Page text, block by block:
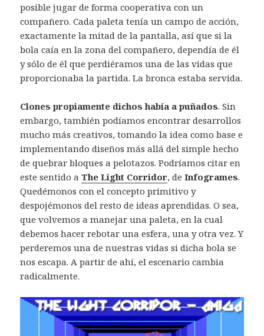
posible jugar de forma cooperativa con un
compañero. Cada paleta tenía un campo de acción,
exactamente la mitad de la pantalla, así que si la
bola caía en la zona del compañero, dependía de él
y sólo de él que perdiéramos una de las vidas que
proporcionaba la partida. La bronca estaba servida.
Clones propiamente dichos había a puñados. Sin
embargo, también podíamos encontrar desarrollos
mucho más creativos, tomando la idea como base e
implementando diseños más allá del simple hecho
de quebrar bloques a pelotazos. Podríamos citar en
este sentido aThe Light Corridor, deInfogrames.
Quedémonos con el concepto primitivo y
despojémonos del resto de ideas aprendidas. O sea,
que volvemos a manejar una paleta, en la cual
debemos hacer rebotar una esfera, una y otra vez. Y
perderemos una de nuestras vidas si dicha bola se
nos escapa. A partir de ahí, el escenario cambia
radicalmente.